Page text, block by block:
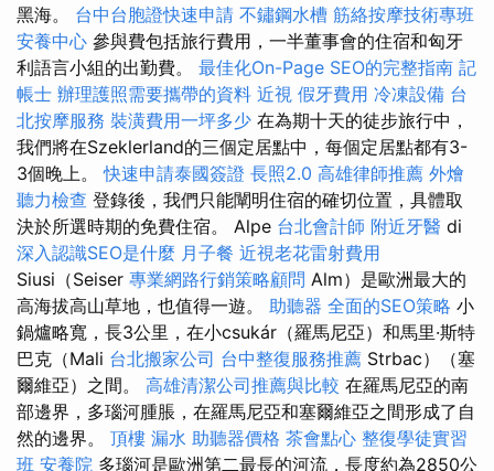
黑海。 台中台胞證快速申請 不鏽鋼水槽 筋絡按摩技術專班
安養中心 參與費包括旅行費用，一半董事會的住宿和匈牙
利語言小組的出勤費。 最佳化On-Page SEO的完整指南 記
帳士 辦理護照需要攜帶的資料 近視 假牙費用 冷凍設備 台
北按摩服務 裝潢費用一坪多少 在為期十天的徒步旅行中，
我們將在Szeklerland的三個定居點中，每個定居點都有3-
3個晚上。快速申請泰國簽證 長照2.0 高雄律師推薦 外燴
聽力檢查 登錄後，我們只能闡明住宿的確切位置，具體取
決於所選時期的免費住宿。 Alpe 台北會計師 附近牙醫 di
深入認識SEO是什麼 月子餐 近視老花雷射費用
Siusi（Seiser 專業網路行銷策略顧問 Alm）是歐洲最大的
高海拔高山草地，也值得一遊。 助聽器 全面的SEO策略 小
鍋爐略寬，長3公里，在小csukár（羅馬尼亞）和馬里·斯特
巴克（Mali 台北搬家公司 台中整復服務推薦 Strbac）（塞
爾維亞）之間。 高雄清潔公司推薦與比較 在羅馬尼亞的南
部邊界，多瑙河腫脹，在羅馬尼亞和塞爾維亞之間形成了自
然的邊界。 頂樓 漏水 助聽器價格 茶會點心 整復學徒實習
班 安養院 多瑙河是歐洲第二最長的河流，長度約為2850公